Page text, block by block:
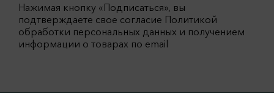
Нажимая кнопку «Подписаться», вы
подтверждаете свое согласие Политикой
обработки персональных данных и получением
информации о товарах по email